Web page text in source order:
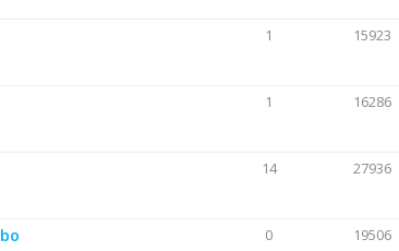
1 15923
1 16286
14 27936
0 19506